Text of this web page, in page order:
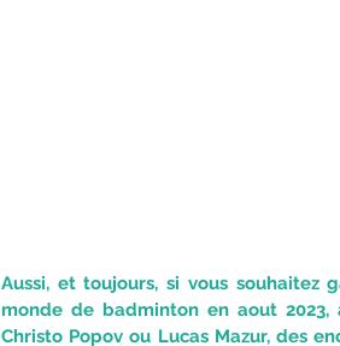
Aussi, et toujours, si vous souhaitez
monde de badminton en aout
Christo Popov ou Lucas Mazur, des